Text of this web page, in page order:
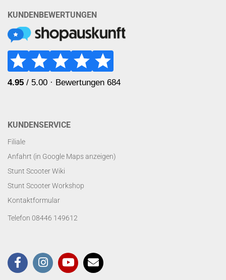
KUNDENBEWERTUNGEN
KUNDENSERVICE
Filiale
Anfahrt (in Google Maps anzeigen)
Stunt Scooter Wiki
Stunt Scooter Workshop
Kontaktformular
Telefon 08446 149612